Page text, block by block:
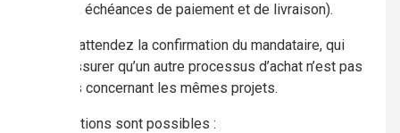
carbone, échéances de paiement et de livraison).
Ensuite attendez la confirmation du mandataire, qui
doit s’assurer qu’un autre processus d’achat n’est pas
en cours concernant les mêmes projets.
Deux options sont possibles :